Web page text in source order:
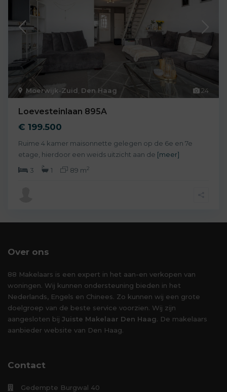
24
Moerwijk-Zuid Den Haag
Loevesteinlaan 895A
€ 199.500
Ruime 4 kamer maisonnette gelegen op de 6e en 7e
etage, hierdoor een weids uitzicht aan de [meer]
3
1 89 m2
Over ons
88 Makelaars is een expert in het aan-en verkopen van
woningen. Wij kunnen ondersteuning bieden in het
Nederlands, Engels en Chinees. Zo kunnen wij een grote
doelgroep van de beste service voorzien. Wij zijn
aangesloten bij Juiste Makelaar Den Haag. De makelaars
aanbieder website van Den Haag.
Contact
Gedempte Burgwal 40